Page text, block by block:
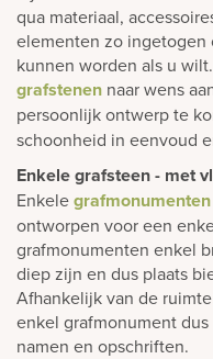
qua materiaal,
elementen zo ingetogen
kunnen worden als u
grafstenen naar wens
persoonlijk ontwerp te
schoonheid in eenvoud
Enkele grafsteen - met
Enkelegrafmonumenten
ontworpen voor een
grafmonumenten enkel
diep zijn en dus plaats
Afhankelijk van de
enkel grafmonument
namen en opschriften.